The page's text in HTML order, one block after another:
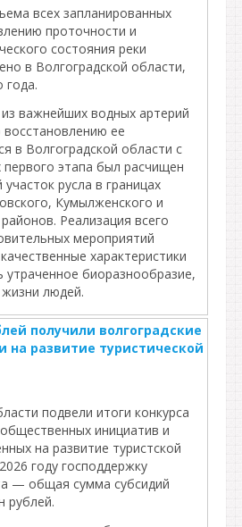
всех запланированных
проточности и
состояния реки
в Волгоградской области,
года.
важнейших водных артерий
ее
в Волгоградской области с
первого этапа был расчищен
русла в границах
Кумылженского и
Реализация всего
мероприятий
характеристики
утраченное биоразнообразие,
людей.
получили волгоградские
на развитие туристической
подвели итоги конкурса
инициатив и
на развитие туристской
году господдержку
— общая сумма субсидий
рублей.